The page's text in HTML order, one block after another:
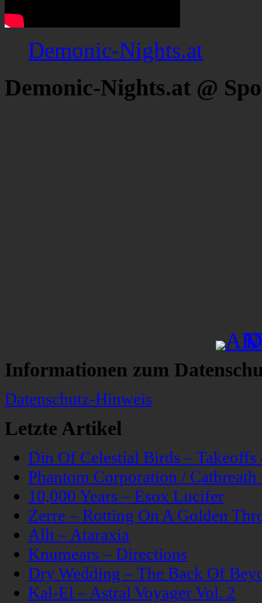
Demonic-Nights.at
Demonic-Nights.at @
Informationen zum
Datenschutz-Hinweis
Letzte Artikel
Din Of Celestial Birds –
Phantom Corporation /
10,000 Years – Esox Lucifer
Zerre – Rotting On A Golden
Allt – Ataraxia
Knumears – Directions
Dry Wedding – The Back Of
Kal-El – Astral Voyager Vol. 2